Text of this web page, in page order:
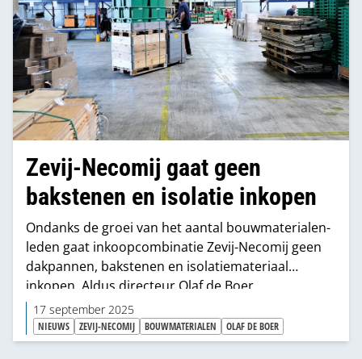
Zevij-Necomij gaat geen
bakstenen en isolatie inkopen
Ondanks de groei van het aantal bouwmaterialen-
leden gaat inkoopcombinatie Zevij-Necomij geen
dakpannen, bakstenen en isolatiemateriaal
inkopen. Aldus directeur Olaf de Boer.
17 september 2025
NIEUWS ZEVIJ-NECOMIJ BOUWMATERIALEN OLAF DE BOER